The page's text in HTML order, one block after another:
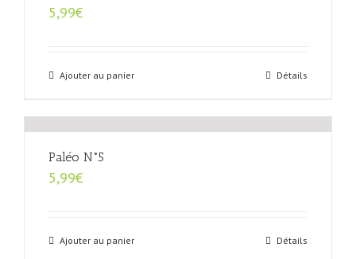
5,99€
Ajouter au panier Détails
Paléo N°5
5,99€
Ajouter au panier Détails